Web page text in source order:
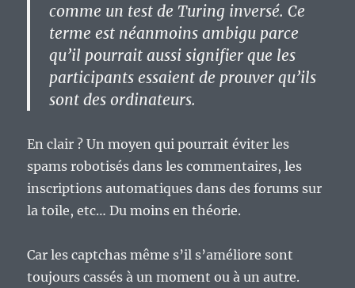
comme un test de Turing inversé. Ce
terme est néanmoins ambigu parce
qu’il pourrait aussi signifier que les
participants essaient de prouver qu’ils
sont des ordinateurs.
En clair ? Un moyen qui pourrait éviter les
spams robotisés dans les commentaires, les
inscriptions automatiques dans des forums sur
la toile, etc… Du moins en théorie.
Car les captchas même s’il s’améliore sont
toujours cassés à un moment ou à un autre.